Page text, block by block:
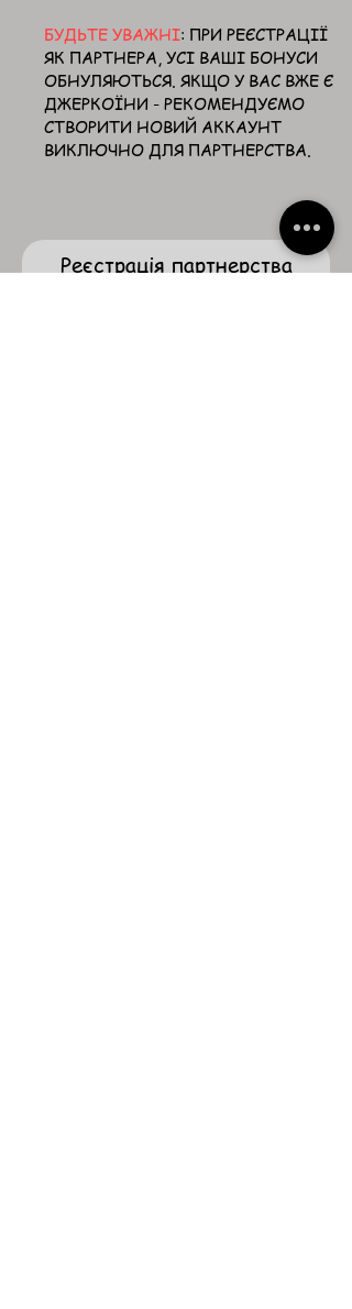
БУДЬТЕ УВАЖНІ: ПРИ РЕЄСТРАЦІЇ
ЯК ПАРТНЕРА, УСІ ВАШІ БОНУСИ
ОБНУЛЯЮТЬСЯ. ЯКЩО У ВАС ВЖЕ Є
ДЖЕРКОЇНИ - РЕКОМЕНДУЄМО
СТВОРИТИ НОВИЙ АККАУНТ
ВИКЛЮЧНО ДЛЯ ПАРТНЕРСТВА.
Реєстрація партнерства